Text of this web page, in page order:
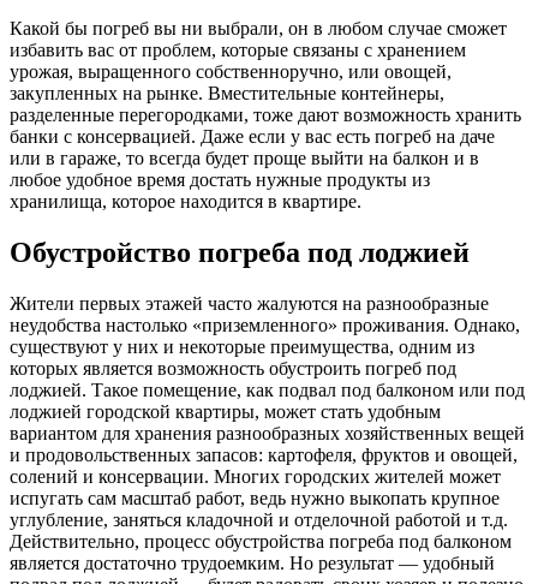
Какой бы погреб вы ни выбрали, он в любом случае сможет
избавить вас от проблем, которые связаны с хранением
урожая, выращенного собственноручно, или овощей,
закупленных на рынке. Вместительные контейнеры,
разделенные перегородками, тоже дают возможность хранить
банки с консервацией. Даже если у вас есть погреб на даче
или в гараже, то всегда будет проще выйти на балкон и в
любое удобное время достать нужные продукты из
хранилища, которое находится в квартире.
Обустройство погреба под лоджией
Жители первых этажей часто жалуются на разнообразные
неудобства настолько «приземленного» проживания. Однако,
существуют у них и некоторые преимущества, одним из
которых является возможность обустроить погреб под
лоджией. Такое помещение, как подвал под балконом или под
лоджией городской квартиры, может стать удобным
вариантом для хранения разнообразных хозяйственных вещей
и продовольственных запасов: картофеля, фруктов и овощей,
солений и консервации. Многих городских жителей может
испугать сам масштаб работ, ведь нужно выкопать крупное
углубление, заняться кладочной и отделочной работой и т.д.
Действительно, процесс обустройства погреба под балконом
является достаточно трудоемким. Но результат — удобный